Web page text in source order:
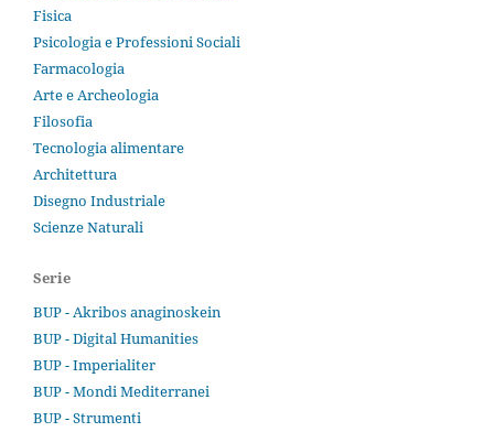
Fisica
Psicologia e Professioni Sociali
Farmacologia
Arte e Archeologia
Filosofia
Tecnologia alimentare
Architettura
Disegno Industriale
Scienze Naturali
Serie
BUP - Akribos anaginoskein
BUP - Digital Humanities
BUP - Imperialiter
BUP - Mondi Mediterranei
BUP - Strumenti